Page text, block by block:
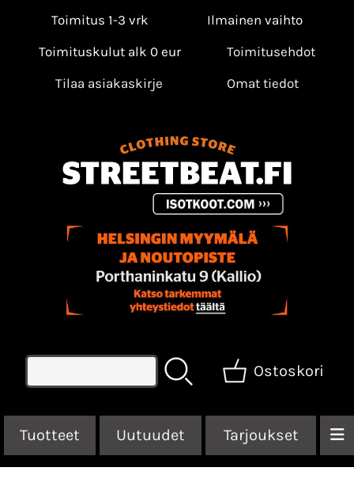
Toimitus 1-3 vrk
Ilmainen vaihto
Toimituskulut alk 0 eur
Toimitusehdot
Tilaa asiakaskirje
Omat tiedot
Ostoskori
Tuotteet Uutuudet Tarjoukset